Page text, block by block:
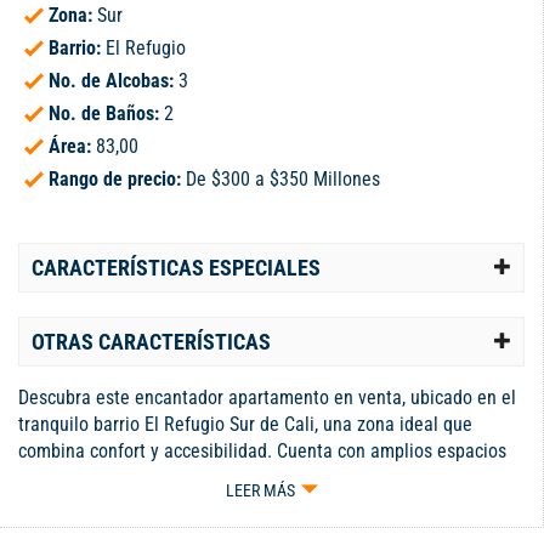
Zona: Sur
Barrio: El Refugio
No. de Alcobas: 3
No. de Baños: 2
Área: 83,00
Rango de precio: De $300 a $350 Millones
CARACTERÍSTICAS ESPECIALES
OTRAS CARACTERÍSTICAS
Descubra este encantador apartamento en venta, ubicado en el
tranquilo barrio El Refugio Sur de Cali, una zona ideal que
combina confort y accesibilidad. Cuenta con amplios espacios
que incluyen dos cómodas habitaciones auxiliares, perfectas
baño, sala- comedor con balcón, cocina tradicional, acabado
LEER MÁS